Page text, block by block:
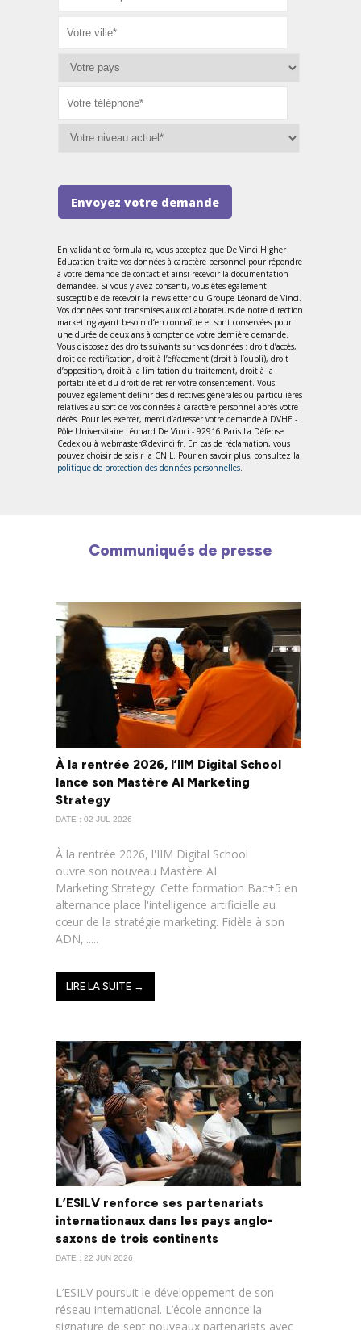
Envoyez votre demande
En validant ce formulaire, vous acceptez que De Vinci Higher
Education traite vos données à caractère personnel pour répondre
à votre demande de contact et ainsi recevoir la documentation
demandée. Si vous y avez consenti, vous êtes également
susceptible de recevoir la newsletter du Groupe Léonard de Vinci.
Vos données sont transmises aux collaborateurs de notre direction
marketing ayant besoin d’en connaître et sont conservées pour
une durée de deux ans à compter de votre dernière demande.
Vous disposez des droits suivants sur vos données : droit d’accès,
droit de rectification, droit à l’effacement (droit à l’oubli), droit
d’opposition, droit à la limitation du traitement, droit à la
portabilité et du droit de retirer votre consentement. Vous
pouvez également définir des directives générales ou particulières
relatives au sort de vos données à caractère personnel après votre
décès. Pour les exercer, merci d’adresser votre demande à DVHE -
Pôle Universitaire Léonard De Vinci - 92916 Paris La Défense
Cedex ou à webmaster@devinci.fr. En cas de réclamation, vous
pouvez choisir de saisir la CNIL. Pour en savoir plus, consultez la
politique de protection des données personnelles.
Communiqués de presse
À la rentrée 2026, l’IIM Digital School
lance son Mastère AI Marketing
Strategy
DATE : 02 JUL 2026
À la rentrée 2026, l'IIM Digital School
ouvre son nouveau Mastère AI
Marketing Strategy. Cette formation Bac+5 en
alternance place l'intelligence artificielle au
cœur de la stratégie marketing. Fidèle à son
ADN,......
LIRE LA SUITE →
L’ESILV renforce ses partenariats
internationaux dans les pays anglo-
saxons de trois continents
DATE : 22 JUN 2026
L’ESILV poursuit le développement de son
réseau international. L’école annonce la
signature de sept nouveaux partenariats avec